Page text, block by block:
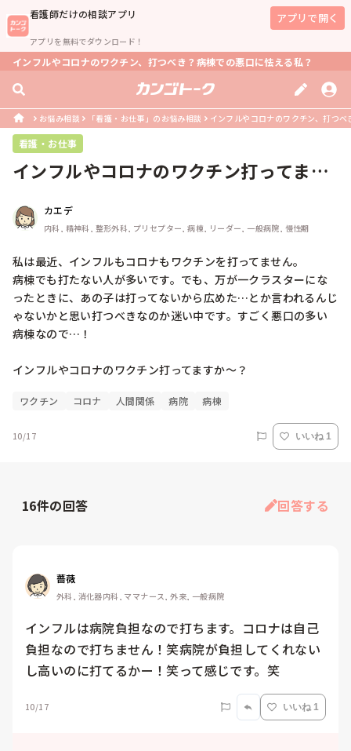
看護師だけの相談アプリ
アプリを無料でダウンロード！
アプリで開く
インフルやコロナのワクチン、打つべき？病棟での悪口に怯える私？
お悩み相談 「看護・お仕事」のお悩み相談 インフルやコロナのワクチン、打つ
看護・お仕事
インフルやコロナのワクチン打ってます
カエデ
内科, 精神科, 整形外科, プリセプター, 病棟, リーダー, 一般病院, 慢性期
私は最近、インフルもコロナもワクチンを打ってません。
病棟でも打たない人が多いです。でも、万が一クラスターにな
ったときに、あの子は打ってないから広めた…とか言われるんじ
ゃないかと思い打つべきなのか迷い中です。すごく悪口の多い
病棟なので…！
インフルやコロナのワクチン打ってますか～？
ワクチン コロナ 人間関係 病院 病棟
10/17 いいね 1
16件の回答 回答する
薔薇
外科, 消化器内科, ママナース, 外来, 一般病院
インフルは病院負担なので打ちます。コロナは自己
負担なので打ちません！笑病院が負担してくれない
し高いのに打てるかー！笑って感じです。笑
10/17 いいね 1